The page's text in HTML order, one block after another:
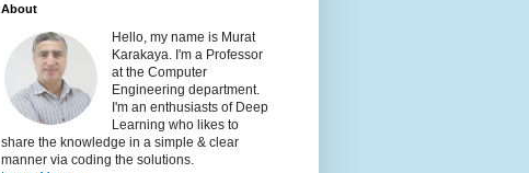
About
Hello, my name is Murat
Karakaya. I'm a Professor
at the Computer
Engineering department.
I'm an enthusiasts of Deep
Learning who likes to
share the knowledge in a simple & clear
manner via coding the solutions.